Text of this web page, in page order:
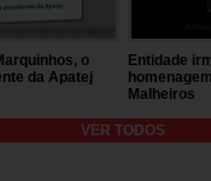
o
da Apatej
Entidade
Malheiros
VER TODOS